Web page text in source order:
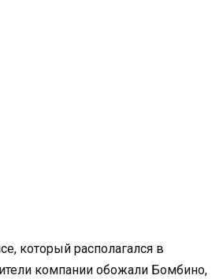
который располагался в
компании обожали Бомбино,